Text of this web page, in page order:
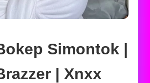
Simontok |
| Xnxx